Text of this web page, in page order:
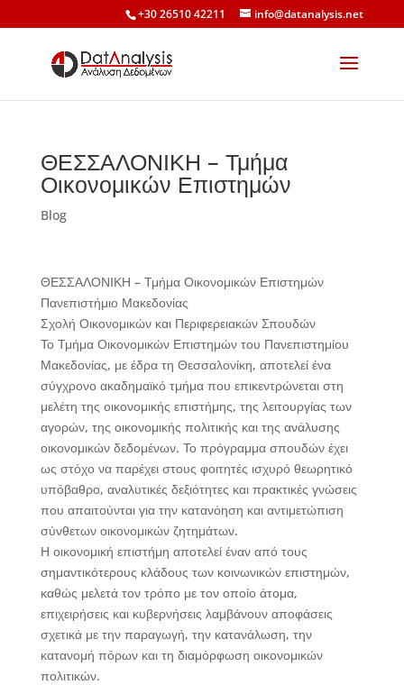
+30 26510 42211 info@datanalysis.net
ΘΕΣΣΑΛΟΝΙΚΗ – Τμήμα
Οικονομικών Επιστημών
Blog
ΘΕΣΣΑΛΟΝΙΚΗ – Τμήμα Οικονομικών Επιστημών
Πανεπιστήμιο Μακεδονίας
Σχολή Οικονομικών και Περιφερειακών Σπουδών
Το Τμήμα Οικονομικών Επιστημών του Πανεπιστημίου
Μακεδονίας, με έδρα τη Θεσσαλονίκη, αποτελεί ένα
σύγχρονο ακαδημαϊκό τμήμα που επικεντρώνεται στη
μελέτη της οικονομικής επιστήμης, της λειτουργίας των
αγορών, της οικονομικής πολιτικής και της ανάλυσης
οικονομικών δεδομένων. Το πρόγραμμα σπουδών έχει
ως στόχο να παρέχει στους φοιτητές ισχυρό θεωρητικό
υπόβαθρο, αναλυτικές δεξιότητες και πρακτικές γνώσεις
που απαιτούνται για την κατανόηση και αντιμετώπιση
σύνθετων οικονομικών ζητημάτων.
Η οικονομική επιστήμη αποτελεί έναν από τους
σημαντικότερους κλάδους των κοινωνικών επιστημών,
καθώς μελετά τον τρόπο με τον οποίο άτομα,
επιχειρήσεις και κυβερνήσεις λαμβάνουν αποφάσεις
σχετικά με την παραγωγή, την κατανάλωση, την
κατανομή πόρων και τη διαμόρφωση οικονομικών
πολιτικών.